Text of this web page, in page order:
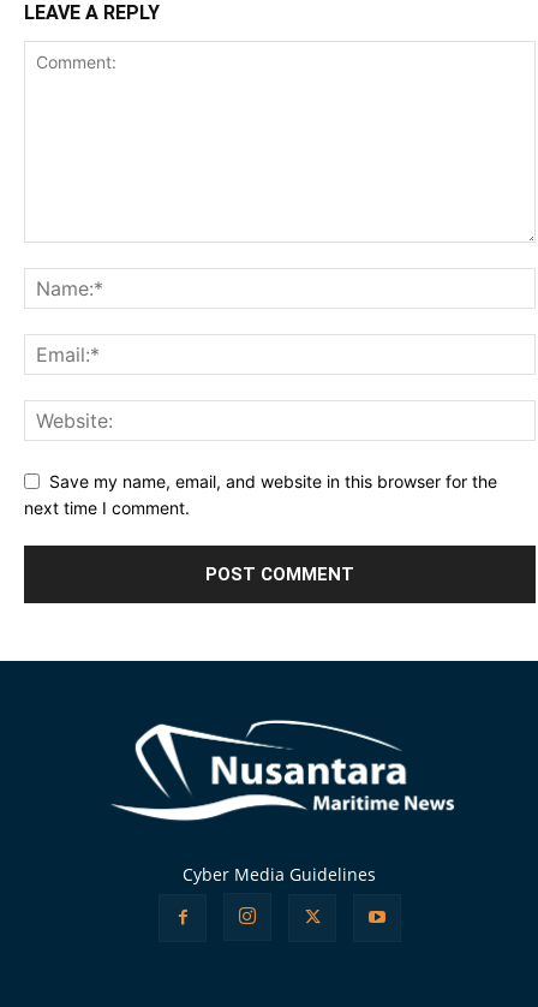
LEAVE A REPLY
Save my name, email, and website in this browser for the
next time I comment.
Cyber Media Guidelines